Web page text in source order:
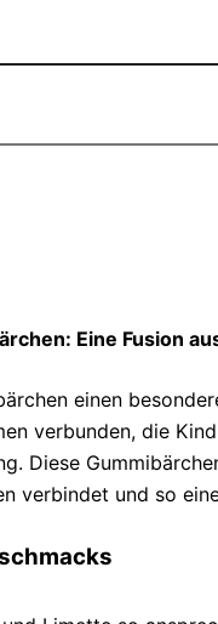
Eine Fusion
einen
verbunden, die
Diese
verbindet und so